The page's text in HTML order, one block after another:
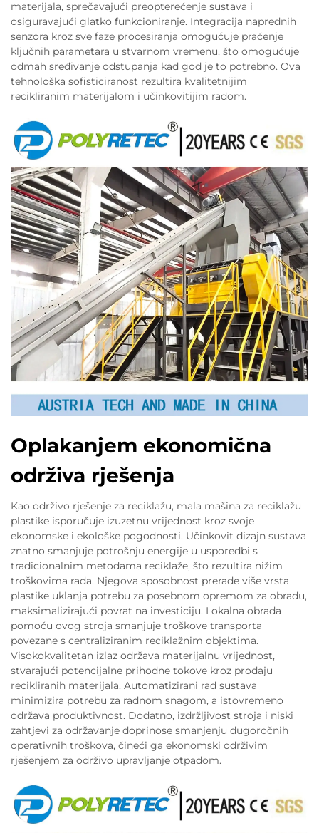
materijala, sprečavajući preopterećenje sustava i
osiguravajući glatko funkcioniranje. Integracija naprednih
senzora kroz sve faze procesiranja omogućuje praćenje
ključnih parametara u stvarnom vremenu, što omogućuje
odmah sređivanje odstupanja kad god je to potrebno. Ova
tehnološka sofisticiranost rezultira kvalitetnijim
recikliranim materijalom i učinkovitijim radom.
Oplakanjem ekonomična
održiva rješenja
Kao održivo rješenje za reciklažu, mala mašina za reciklažu
plastike isporučuje izuzetnu vrijednost kroz svoje
ekonomske i ekološke pogodnosti. Učinkovit dizajn sustava
znatno smanjuje potrošnju energije u usporedbi s
tradicionalnim metodama reciklaže, što rezultira nižim
troškovima rada. Njegova sposobnost prerade više vrsta
plastike uklanja potrebu za posebnom opremom za obradu,
maksimalizirajući povrat na investiciju. Lokalna obrada
pomoću ovog stroja smanjuje troškove transporta
povezane s centraliziranim reciklažnim objektima.
Visokokvalitetan izlaz održava materijalnu vrijednost,
stvarajući potencijalne prihodne tokove kroz prodaju
recikliranih materijala. Automatizirani rad sustava
minimizira potrebu za radnom snagom, a istovremeno
održava produktivnost. Dodatno, izdržljivost stroja i niski
zahtjevi za održavanje doprinose smanjenju dugoročnih
operativnih troškova, čineći ga ekonomski održivim
rješenjem za održivo upravljanje otpadom.